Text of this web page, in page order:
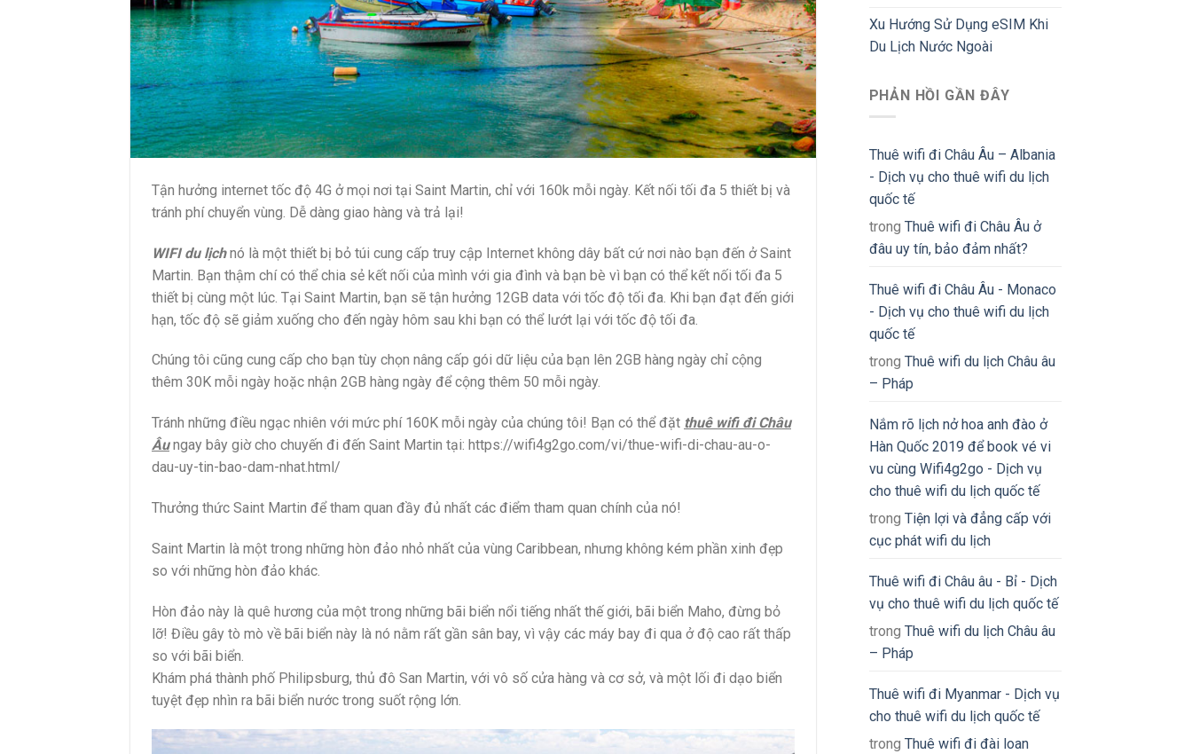
Tận hưởng internet tốc độ 4G ở mọi nơi tại Saint Martin, chỉ với 160k mỗi ngày. Kết nối tối đa 5 thiết bị và
tránh phí chuyển vùng. Dễ dàng giao hàng và trả lại!
WIFI du lịchnó là một thiết bị bỏ túi cung cấp truy cập Internet không dây bất cứ nơi nào bạn đến ở Saint
Martin. Bạn thậm chí có thể chia sẻ kết nối của mình với gia đình và bạn bè vì bạn có thể kết nối tối đa 5
thiết bị cùng một lúc. Tại Saint Martin, bạn sẽ tận hưởng 12GB data với tốc độ tối đa. Khi bạn đạt đến giới
hạn, tốc độ sẽ giảm xuống cho đến ngày hôm sau khi bạn có thể lướt lại với tốc độ tối đa.
Chúng tôi cũng cung cấp cho bạn tùy chọn nâng cấp gói dữ liệu của bạn lên 2GB hàng ngày chỉ cộng
thêm 30K mỗi ngày hoặc nhận 2GB hàng ngày để cộng thêm 50 mỗi ngày.
Tránh những điều ngạc nhiên với mức phí 160K mỗi ngày của chúng tôi! Bạn có thể đặt thuê wifi đi Châu
Âungay bây giờ cho chuyến đi đến Saint Martin tại: https://wifi4g2go.com/vi/thue-wifi-di-chau-au-o-
dau-uy-tin-bao-dam-nhat.html/
Thưởng thức Saint Martin để tham quan đầy đủ nhất các điểm tham quan chính của nó!
Saint Martin là một trong những hòn đảo nhỏ nhất của vùng Caribbean, nhưng không kém phần xinh đẹp
so với những hòn đảo khác.
Hòn đảo này là quê hương của một trong những bãi biển nổi tiếng nhất thế giới, bãi biển Maho, đừng bỏ
lỡ! Điều gây tò mò về bãi biển này là nó nằm rất gần sân bay, vì vậy các máy bay đi qua ở độ cao rất thấp
so với bãi biển.
Khám phá thành phố Philipsburg, thủ đô San Martin, với vô số cửa hàng và cơ sở, và một lối đi dạo biển
tuyệt đẹp nhìn ra bãi biển nước trong suốt rộng lớn.
Xu Hướng Sử Dụng eSIM Khi
Du Lịch Nước Ngoài
PHẢN HỒI GẦN ĐÂY
Thuê wifi đi Châu Âu – Albania
- Dịch vụ cho thuê wifi du lịch
quốc tế
trong Thuê wifi đi Châu Âu ở
đâu uy tín, bảo đảm nhất?
Thuê wifi đi Châu Âu - Monaco
- Dịch vụ cho thuê wifi du lịch
quốc tế
trong Thuê wifi du lịch Châu âu
– Pháp
Nắm rõ lịch nở hoa anh đào ở
Hàn Quốc 2019 để book vé vi
vu cùng Wifi4g2go - Dịch vụ
cho thuê wifi du lịch quốc tế
trong Tiện lợi và đẳng cấp với
cục phát wifi du lịch
Thuê wifi đi Châu âu - Bỉ - Dịch
vụ cho thuê wifi du lịch quốc tế
trong Thuê wifi du lịch Châu âu
– Pháp
Thuê wifi đi Myanmar - Dịch vụ
cho thuê wifi du lịch quốc tế
trong Thuê wifi đi đài loan